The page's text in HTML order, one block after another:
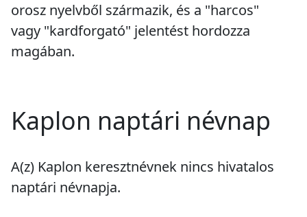
orosz nyelvből származik, és a "harcos"
vagy "kardforgató" jelentést hordozza
magában.
Kaplon naptári névnap
A(z) Kaplon keresztnévnek nincs hivatalos
naptári névnapja.